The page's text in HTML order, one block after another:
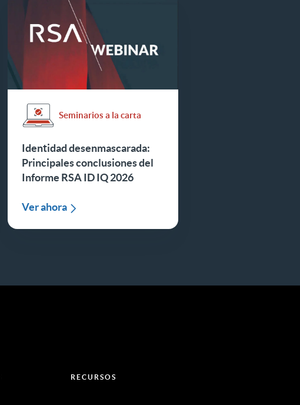
Seminarios a la carta
Identidad desenmascarada:
Principales conclusiones del
Informe RSA ID IQ 2026
Ver ahora
RECURSOS